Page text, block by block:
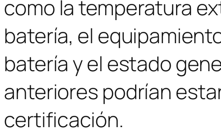
como la temperatura
batería, el
batería y el estado
anteriores podrían
certificación.